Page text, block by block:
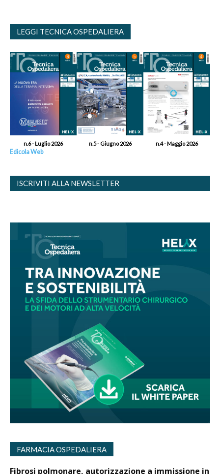
LEGGI TECNICA OSPEDALIERA
n.6 - Luglio 2026 n.5 - Giugno 2026 n.4 - Maggio 2026
Edicola Web
ISCRIVITI ALLA NEWSLETTER
FARMACIA OSPEDALIERA
Fibrosi polmonare, autorizzazione a immissione in